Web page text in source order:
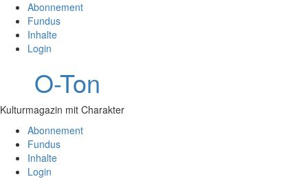
Abonnement
Fundus
Inhalte
Login
O-Ton
Kulturmagazin mit Charakter
Abonnement
Fundus
Inhalte
Login